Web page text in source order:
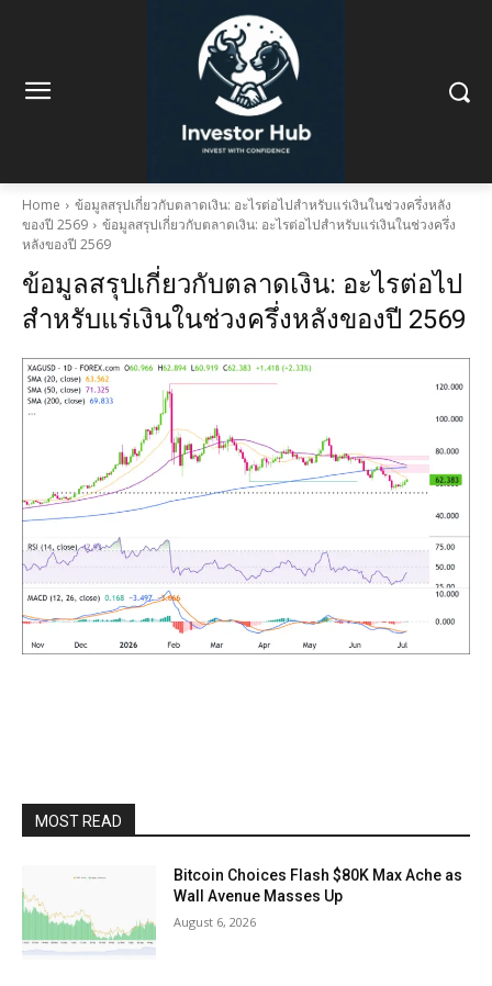
Home
ข้อมูลสรุปเกี่ยวกับตลาดเงิน: อะไรต่อไปสำหรับแร่เงินในช่วงครึ่งหลัง
ของปี 2569
ข้อมูลสรุปเกี่ยวกับตลาดเงิน: อะไรต่อไปสำหรับแร่เงินในช่วงครึ่ง
หลังของปี 2569
ข้อมูลสรุปเกี่ยวกับตลาดเงิน: อะไรต่อไป
สำหรับแร่เงินในช่วงครึ่งหลังของปี 2569
MOST READ
Bitcoin Choices Flash $80K Max Ache as
Wall Avenue Masses Up
August 6, 2026